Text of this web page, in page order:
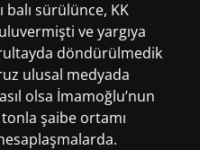
balı sürülünce, KK
ve yargıya
döndürülmedik
ulusal medyada
olsa İmamoğlu’nun
şaibe ortamı